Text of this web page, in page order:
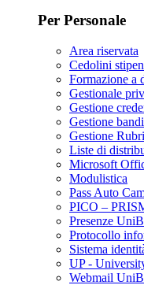
Per Personale
Area riservata
Cedolini
Formazione a
Gestionale
Gestione
Gestione
Gestione
Liste di
Microsoft
Modulistica
Pass Auto
PICO –
Presenze
Protocollo
Sistema
UP -
Webmail